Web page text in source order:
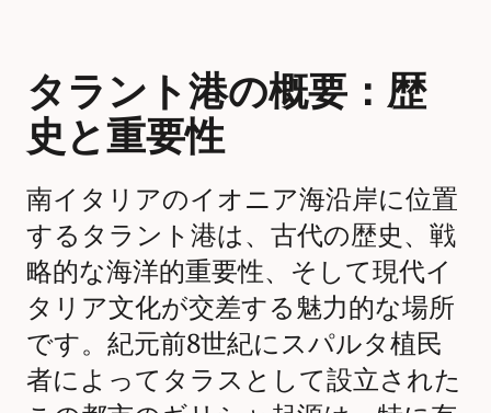
タラント港の概要：歴
史と重要性
南イタリアのイオニア海沿岸に位置
するタラント港は、古代の歴史、戦
略的な海洋的重要性、そして現代イ
タリア文化が交差する魅力的な場所
です。紀元前8世紀にスパルタ植民
者によってタラスとして設立された